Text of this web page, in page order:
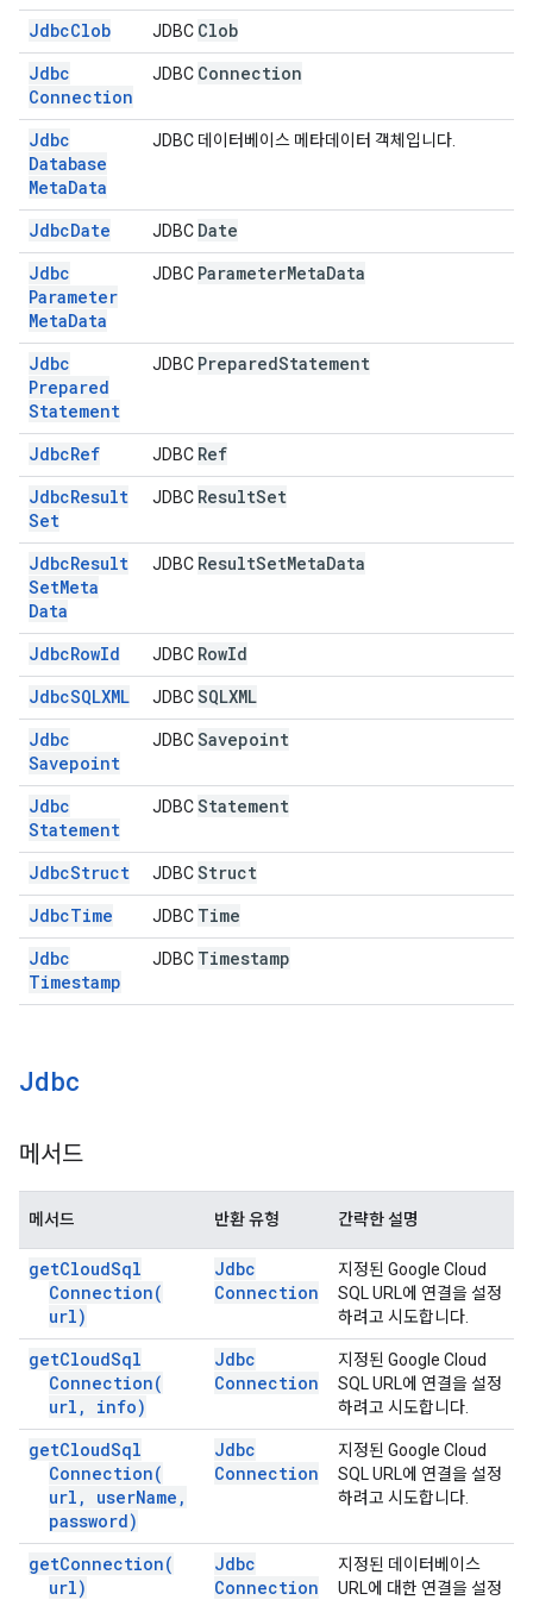
JdbcClob JDBC Clob
Jdbc
Connection
JDBC Connection
Jdbc
Database
MetaData
JDBC 데이터베이스 메타데이터 객체입니다.
JdbcDate JDBC Date
Jdbc
Parameter
MetaData
JDBC ParameterMetaData
Jdbc
Prepared
Statement
JDBC PreparedStatement
JdbcRef JDBC Ref
JdbcResult
Set
JDBC ResultSet
JdbcResult
SetMeta
Data
JDBC ResultSetMetaData
JdbcRowId JDBC RowId
JdbcSQLXML JDBCSQLXML
Jdbc
Savepoint
JDBCSavepoint
Jdbc
Statement
JDBCStatement
JdbcStruct JDBCStruct
JdbcTime JDBC Time
Jdbc
Timestamp
JDBC Timestamp
Jdbc
메서드
메서드 반환 유형 간략한 설명
getCloudSql
Connection(
url)
Jdbc
Connection
지정된 Google Cloud
SQL URL에 연결을 설정
하려고 시도합니다.
getCloudSql
Connection(
url , info)
Jdbc
Connection
지정된 Google Cloud
SQL URL에 연결을 설정
하려고 시도합니다.
getCloudSql
Connection(
url , userName ,
password)
Jdbc
Connection
지정된 Google Cloud
SQL URL에 연결을 설정
하려고 시도합니다.
getConnection(
url)
Jdbc
Connection
지정된 데이터베이스
URL에 대한 연결을 설정